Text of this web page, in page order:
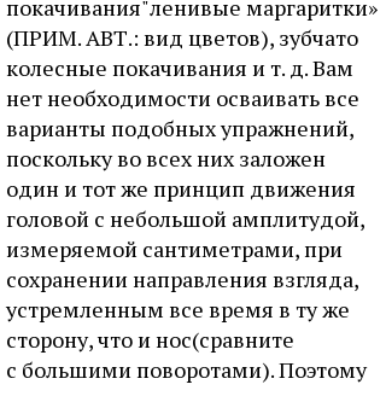
покачивания"ленивые маргаритки»
(ПРИМ. АВТ.: вид цветов), зубчато
колесные покачивания и т. д. Вам
нет необходимости осваивать все
варианты подобных упражнений,
поскольку во всех них заложен
один и тот же принцип движения
головой с небольшой амплитудой,
измеряемой сантиметрами, при
сохранении направления взгляда,
устремленным все время в ту же
сторону, что и нос(сравните
с большими поворотами). Поэтому